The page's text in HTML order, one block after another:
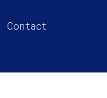
Contact